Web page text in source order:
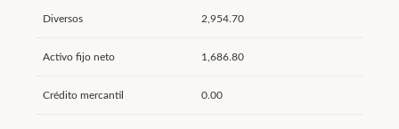
Diversos 2,954.70
Activo fijo neto 1,686.80
Crédito mercantil 0.00